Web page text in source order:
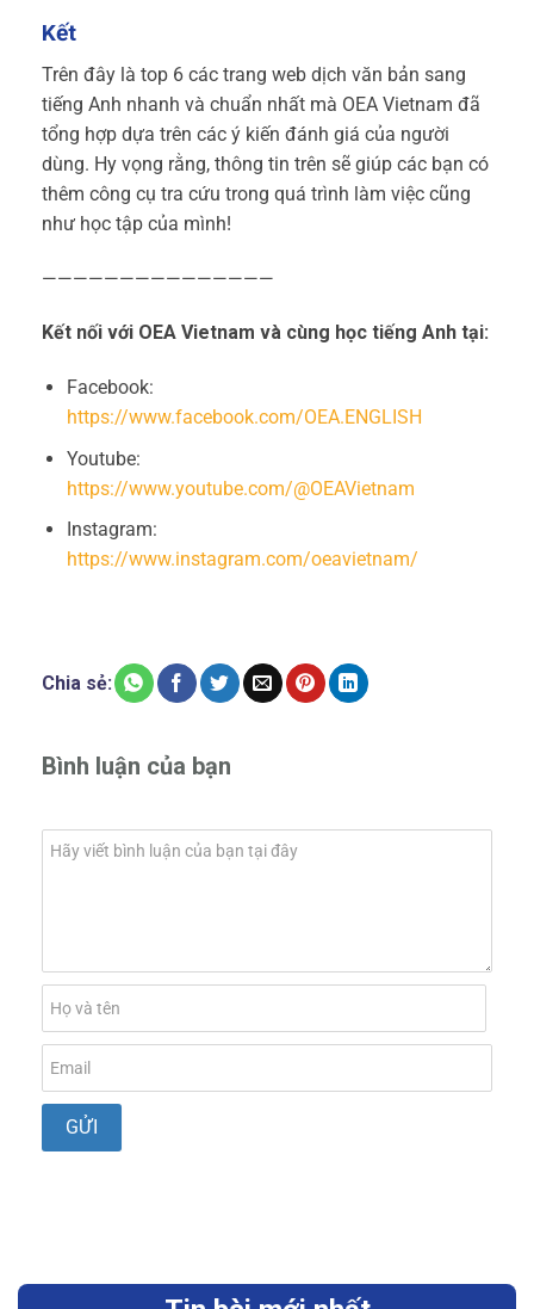
Kết
Trên đây là top 6 các trang web dịch văn bản sang
tiếng Anh nhanh và chuẩn nhất mà OEA Vietnam đã
tổng hợp dựa trên các ý kiến đánh giá của người
dùng. Hy vọng rằng, thông tin trên sẽ giúp các bạn có
thêm công cụ tra cứu trong quá trình làm việc cũng
như học tập của mình!
———————————————
Kết nối với OEA Vietnam và cùng học tiếng Anh tại:
Facebook:
https://www.facebook.com/OEA.ENGLISH
Youtube:
https://www.youtube.com/@OEAVietnam
Instagram:
https://www.instagram.com/oeavietnam/
Chia sẻ:
Bình luận của bạn